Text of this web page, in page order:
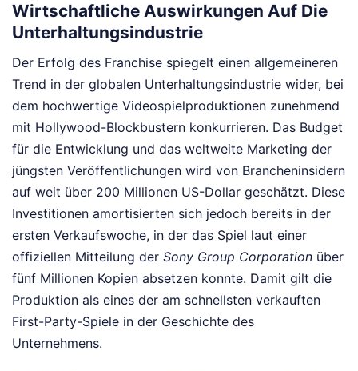
Wirtschaftliche Auswirkungen Auf Die
Unterhaltungsindustrie
Der Erfolg des Franchise spiegelt einen allgemeineren
Trend in der globalen Unterhaltungsindustrie wider, bei
dem hochwertige Videospielproduktionen zunehmend
mit Hollywood-Blockbustern konkurrieren. Das Budget
für die Entwicklung und das weltweite Marketing der
jüngsten Veröffentlichungen wird von Brancheninsidern
auf weit über 200 Millionen US-Dollar geschätzt. Diese
Investitionen amortisierten sich jedoch bereits in der
ersten Verkaufswoche, in der das Spiel laut einer
offiziellen Mitteilung der Sony Group Corporation über
fünf Millionen Kopien absetzen konnte. Damit gilt die
Produktion als eines der am schnellsten verkauften
First-Party-Spiele in der Geschichte des
Unternehmens.